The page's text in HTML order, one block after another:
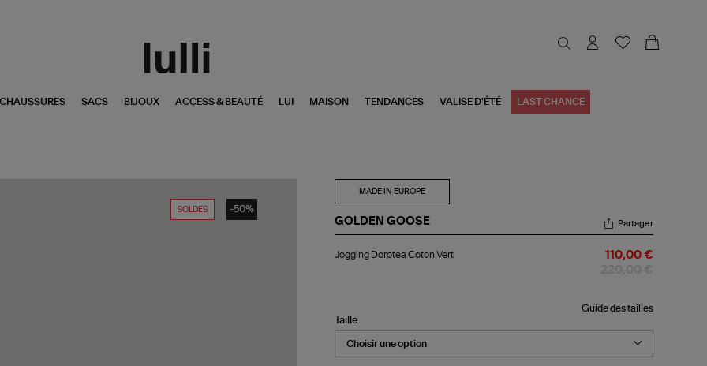
CHAUSSURES SACS BIJOUX ACCESS & BEAUTÉ LUI MAISON TENDANCES VALISE D'ÉTÉ LAST CHANCE
SOLDES -50%
MADE IN EUROPE
GOLDEN GOOSE
Dorotea
Partager
Jogging Dorotea Coton Vert 110,00 €
Guide des tailles
Taille